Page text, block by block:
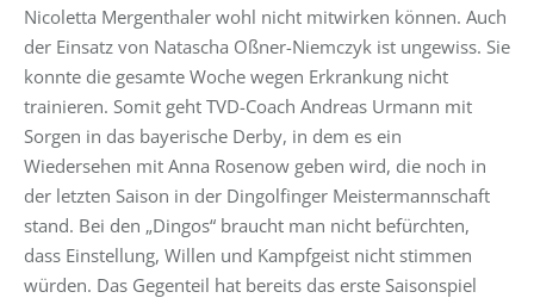
Nicoletta Mergenthaler wohl nicht mitwirken können. Auch
der Einsatz von Natascha Oßner-Niemczyk ist ungewiss. Sie
konnte die gesamte Woche wegen Erkrankung nicht
trainieren. Somit geht TVD-Coach Andreas Urmann mit
Sorgen in das bayerische Derby, in dem es ein
Wiedersehen mit Anna Rosenow geben wird, die noch in
der letzten Saison in der Dingolfinger Meistermannschaft
stand. Bei den „Dingos“ braucht man nicht befürchten,
dass Einstellung, Willen und Kampfgeist nicht stimmen
würden. Das Gegenteil hat bereits das erste Saisonspiel